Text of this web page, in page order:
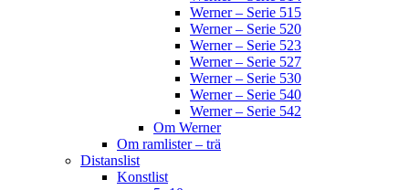
Werner – Serie 515
Werner – Serie 520
Werner – Serie 523
Werner – Serie 527
Werner – Serie 530
Werner – Serie 540
Werner – Serie 542
Om Werner
Om ramlister – trä
Distanslist
Konstlist